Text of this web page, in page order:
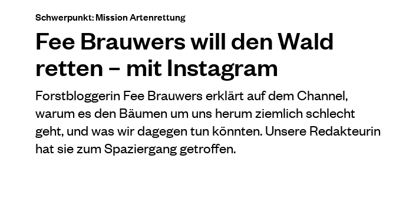
Schwerpunkt: Mission Artenrettung
Fee Brauwers will den Wald
retten – mit Instagram
Forstbloggerin Fee Brauwers erklärt auf dem Channel,
warum es den Bäumen um uns herum ziemlich schlecht
geht, und was wir dagegen tun könnten. Unsere Redakteurin
hat sie zum Spaziergang getroffen.